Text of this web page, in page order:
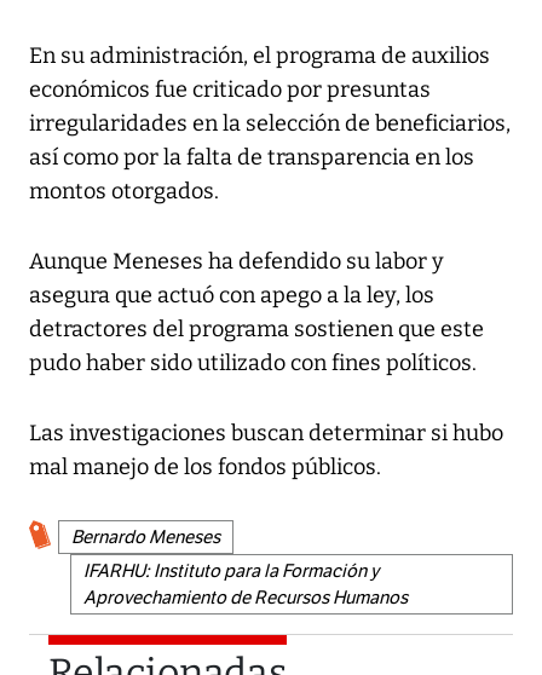
En su administración, el programa de auxilios
económicos fue criticado por presuntas
irregularidades en la selección de beneficiarios,
así como por la falta de transparencia en los
montos otorgados.
Aunque Meneses ha defendido su labor y
asegura que actuó con apego a la ley, los
detractores del programa sostienen que este
pudo haber sido utilizado con fines políticos.
Las investigaciones buscan determinar si hubo
mal manejo de los fondos públicos.
Bernardo Meneses
IFARHU: Instituto para la Formación y
Aprovechamiento de Recursos Humanos